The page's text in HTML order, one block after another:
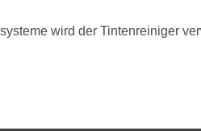
wird der Tintenreiniger